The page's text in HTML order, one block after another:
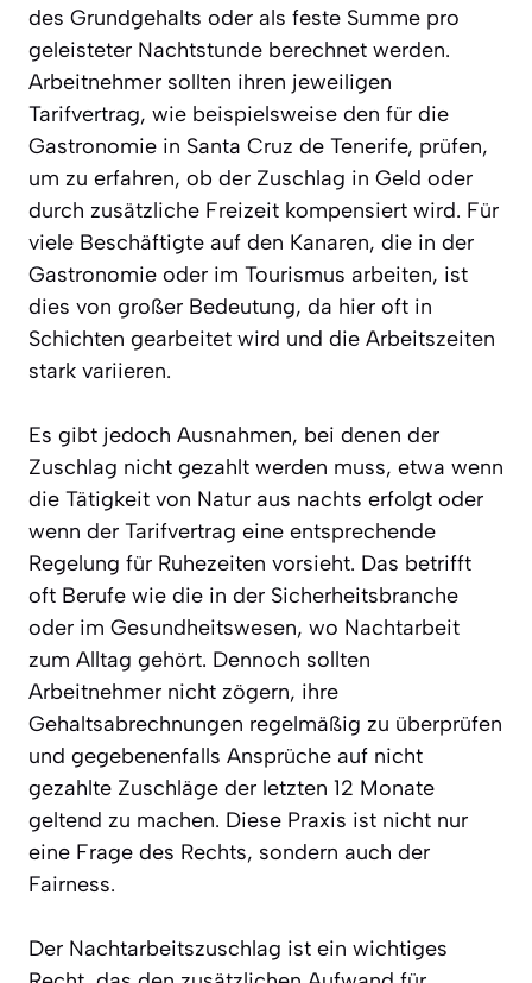
des Grundgehalts oder als feste Summe pro
geleisteter Nachtstunde berechnet werden.
Arbeitnehmer sollten ihren jeweiligen
Tarifvertrag, wie beispielsweise den für die
Gastronomie in Santa Cruz de Tenerife, prüfen,
um zu erfahren, ob der Zuschlag in Geld oder
durch zusätzliche Freizeit kompensiert wird. Für
viele Beschäftigte auf den Kanaren, die in der
Gastronomie oder im Tourismus arbeiten, ist
dies von großer Bedeutung, da hier oft in
Schichten gearbeitet wird und die Arbeitszeiten
stark variieren.
Es gibt jedoch Ausnahmen, bei denen der
Zuschlag nicht gezahlt werden muss, etwa wenn
die Tätigkeit von Natur aus nachts erfolgt oder
wenn der Tarifvertrag eine entsprechende
Regelung für Ruhezeiten vorsieht. Das betrifft
oft Berufe wie die in der Sicherheitsbranche
oder im Gesundheitswesen, wo Nachtarbeit
zum Alltag gehört. Dennoch sollten
Arbeitnehmer nicht zögern, ihre
Gehaltsabrechnungen regelmäßig zu überprüfen
und gegebenenfalls Ansprüche auf nicht
gezahlte Zuschläge der letzten 12 Monate
geltend zu machen. Diese Praxis ist nicht nur
eine Frage des Rechts, sondern auch der
Fairness.
Der Nachtarbeitszuschlag ist ein wichtiges